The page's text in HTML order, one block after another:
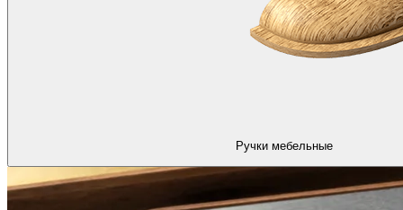
Ручки мебельные